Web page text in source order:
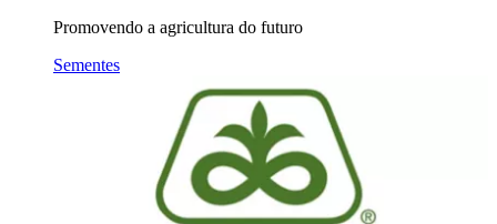
Promovendo a agricultura do futuro
Sementes